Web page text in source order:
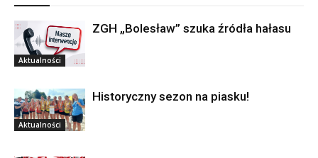
Aktualności
ZGH „Bolesław” szuka źródła hałasu
Aktualności
Historyczny sezon na piasku!